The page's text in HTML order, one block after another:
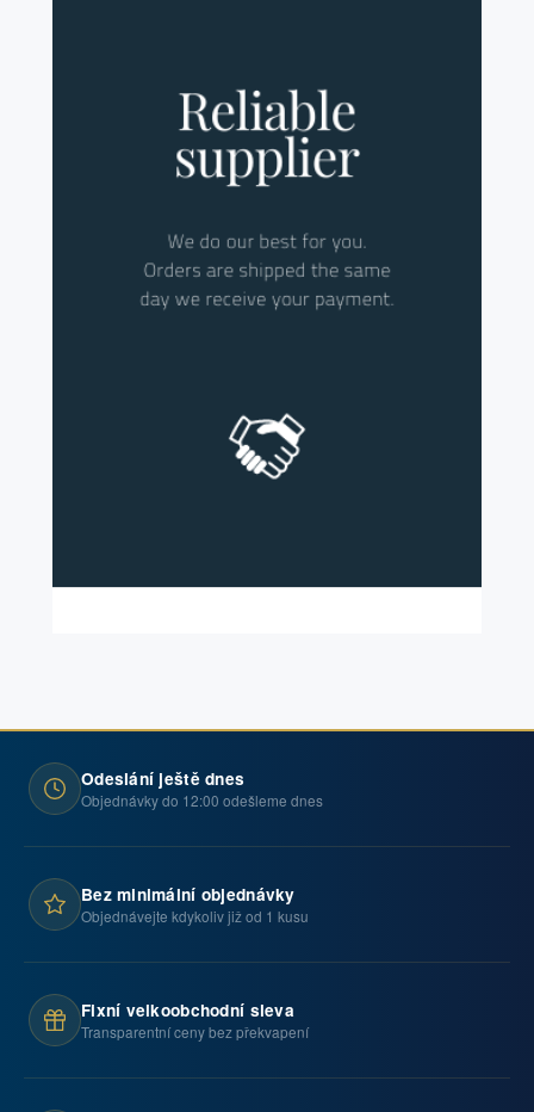
Odeslání ještě dnes
Objednávky do 12:00 odešleme dnes
Bez minimální objednávky
Objednávejte kdykoliv již od 1 kusu
Fixní velkoobchodní sleva
Transparentní ceny bez překvapení